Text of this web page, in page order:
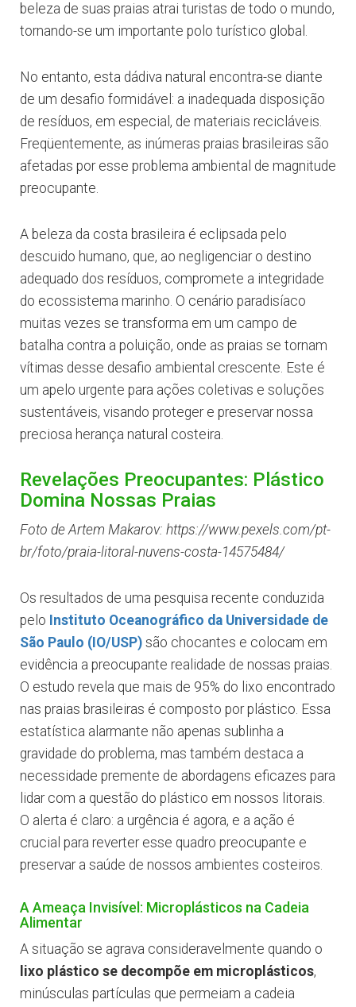
beleza de suas praias atrai turistas de todo o mundo,
tornando-se um importante polo turístico global.
No entanto, esta dádiva natural encontra-se diante
de um desafio formidável: a inadequada disposição
de resíduos, em especial, de materiais recicláveis.
Freqüentemente, as inúmeras praias brasileiras são
afetadas por esse problema ambiental de magnitude
preocupante.
A beleza da costa brasileira é eclipsada pelo
descuido humano, que, ao negligenciar o destino
adequado dos resíduos, compromete a integridade
do ecossistema marinho. O cenário paradisíaco
muitas vezes se transforma em um campo de
batalha contra a poluição, onde as praias se tornam
vítimas desse desafio ambiental crescente. Este é
um apelo urgente para ações coletivas e soluções
sustentáveis, visando proteger e preservar nossa
preciosa herança natural costeira.
Revelações Preocupantes: Plástico
Domina Nossas Praias
Foto de Artem Makarov: https://www.pexels.com/pt-
br/foto/praia-litoral-nuvens-costa-14575484/
Os resultados de uma pesquisa recente conduzida
pelo Instituto Oceanográfico da Universidade de
São Paulo (IO/USP) são chocantes e colocam em
evidência a preocupante realidade de nossas praias.
O estudo revela que mais de 95% do lixo encontrado
nas praias brasileiras é composto por plástico. Essa
estatística alarmante não apenas sublinha a
gravidade do problema, mas também destaca a
necessidade premente de abordagens eficazes para
lidar com a questão do plástico em nossos litorais.
O alerta é claro: a urgência é agora, e a ação é
crucial para reverter esse quadro preocupante e
preservar a saúde de nossos ambientes costeiros.
A Ameaça Invisível: Microplásticos na Cadeia
Alimentar
A situação se agrava consideravelmente quando o
lixo plástico se decompõe em microplásticos,
minúsculas partículas que permeiam a cadeia